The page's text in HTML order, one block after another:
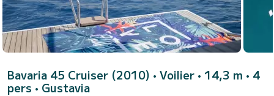
Bavaria 45 Cruiser (2010) • Voilier • 14,3 m • 4
pers • Gustavia